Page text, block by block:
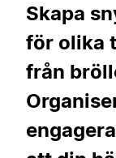
Skapa
för olika
från